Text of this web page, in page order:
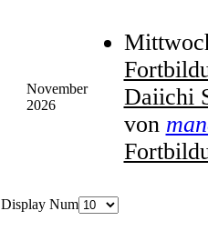
November
2026
Daiichi
von
Display Num